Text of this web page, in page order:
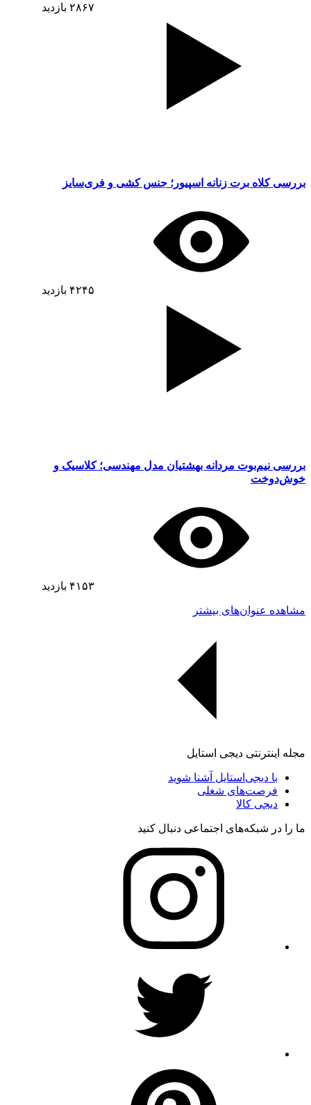
۲۸۶۷ بازدید
بررسی کلاه برت زنانه اسپیور؛ جنس کشی و فری‌سایز
۴۲۴۵ بازدید
بررسی نیم‌بوت مردانه بهشتیان مدل مهندسی؛ کلاسیک و
خوش‌دوخت
۴۱۵۳ بازدید
مشاهده عنوان‌های بیشتر
مجله اینترنتی دیجی استایل
با دیجی‌استایل آشنا شوید
فرصت‌های شغلی
دیجی کالا
ما را در شبکه‌های اجتماعی دنبال کنید